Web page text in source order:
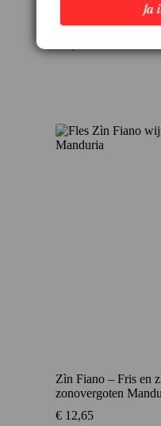
Bianco Fiano –
Salento
Zìn Fiano – Fris en
zonovergoten
€ 12,65
Ja